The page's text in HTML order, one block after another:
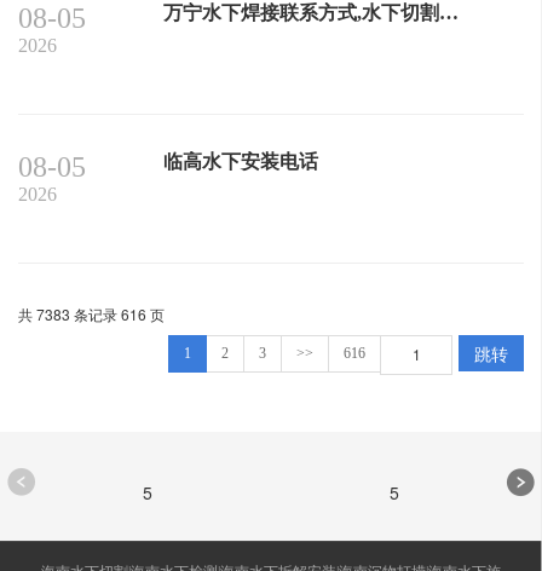
08-05
2026
万宁水下焊接联系方式,水下切割费用
08-05
2026
临高水下安装电话
共 7383 条记录 616 页
1 2 3 >> 616 跳转
5 5